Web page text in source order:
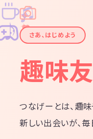
✦
✦
✧
✧
♪
♫
さあ、はじめよう
趣味友
つなげーとは、趣味
新しい出会いが、毎